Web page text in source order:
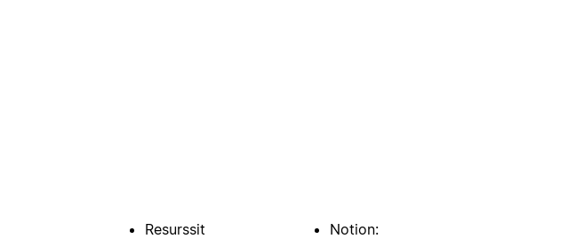
Resurssit
Notion: